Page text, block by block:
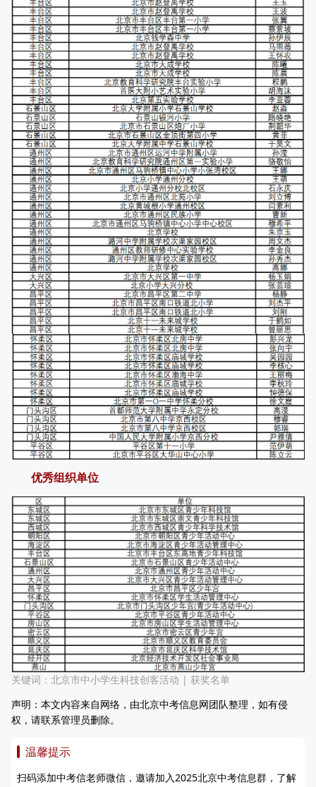
优秀组织单位
关键词： 北京市中小学生科技创客活动 | 获奖名单
声明：本文内容来自网络，由北京中考信息网团队整理，如有侵
权，请联系管理员删除。
温馨提示
扫码添加中考信老师微信，邀请加入2025北京中考信息群，了解